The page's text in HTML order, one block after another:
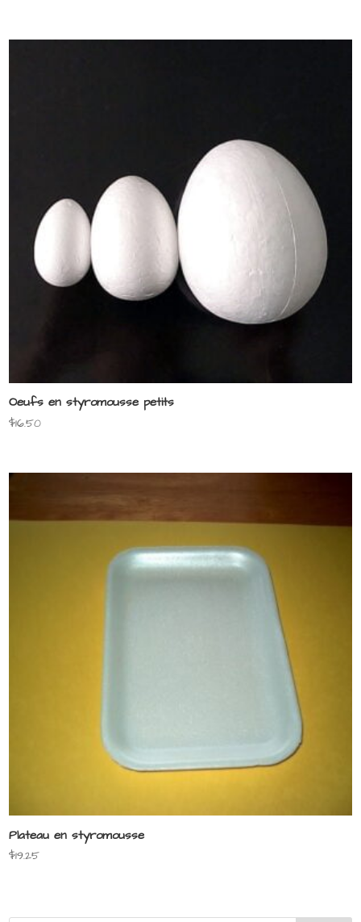
Oeufs en styromousse petits
$16.50
Plateau en styromousse
$19.25